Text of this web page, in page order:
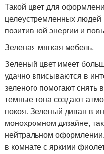
Такой цвет для
целеустремленных людей
позитивной энергии и
Зеленая мягкая мебель.
Зеленый цвет имеет
удачно вписываются в
зеленого помогают снять
темные тона создают
покоя. Зеленый диван в
монохромном дизайне,
нейтральном
в комнате с яркими